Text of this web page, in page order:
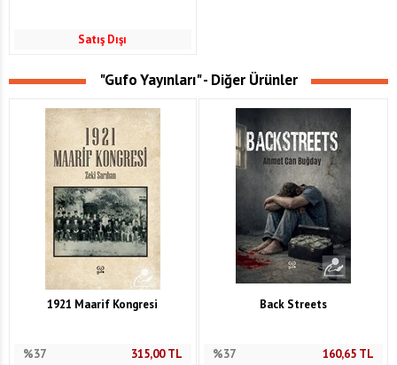
Satış Dışı
"Gufo Yayınları" - Diğer Ürünler
1921 Maarif Kongresi
%37 315,00TL
Back Streets
%37 160,65 TL